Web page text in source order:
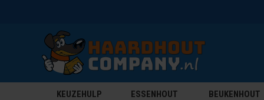
KEUZEHULP ESSENHOUT BEUKENHOUT